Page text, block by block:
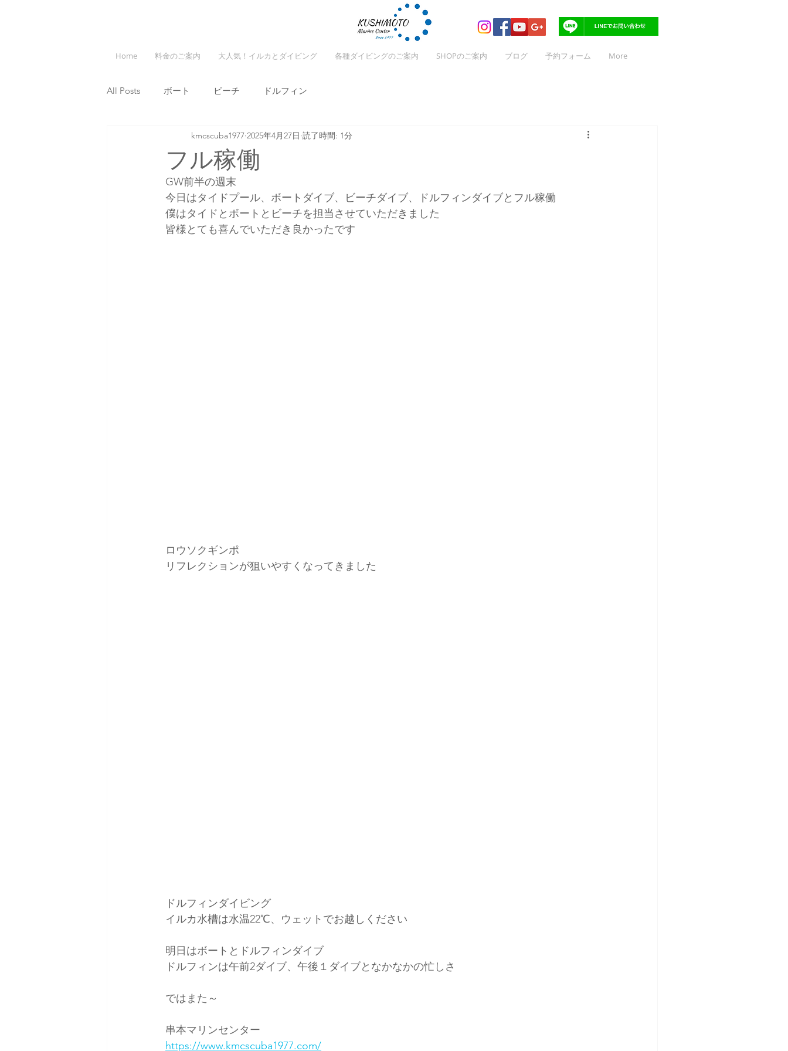
Home 料金のご案内 大人気！イルカとダイビング 各種ダイビングのご案内 SHOPのご案内 ブログ 予約フォーム More
All Posts ボート ビーチ ドルフィン
フル稼働
kmcscuba1977 2025年4月27日 読了時間: 1分
GW前半の週末
今日はタイドプール、ボートダイブ、ビーチダイブ、ドルフィンダイブとフル稼働
僕はタイドとボートとビーチを担当させていただきました
皆様とても喜んでいただき良かったです
ロウソクギンポ
リフレクションが狙いやすくなってきました
ドルフィンダイビング
イルカ水槽は水温22℃、ウェットでお越しください
明日はボートとドルフィンダイブ
ドルフィンは午前2ダイブ、午後１ダイブとなかなかの忙しさ
ではまた～
串本マリンセンター
https://www.kmcscuba1977.com/